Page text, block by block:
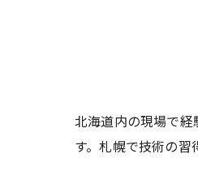
北海道内の現場で
す。札幌で技術の習